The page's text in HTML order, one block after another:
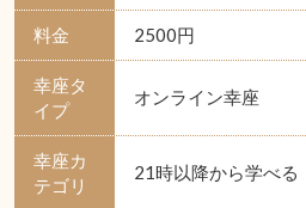
料金 2500円
幸座タ
イプ
オンライン幸座
幸座カ
テゴリ
21時以降から学べる